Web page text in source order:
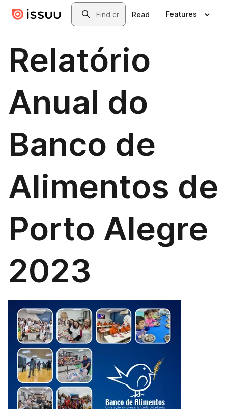
Skip to main contentSearch
Read Features
Relatório
Anual do
Banco de
Alimentos de
Porto Alegre
2023